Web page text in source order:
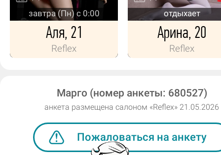
завтра (Пн) с 0:00
Аля, 21
Reflex
отдыхает
Арина, 20
Reflex
Марго (номер анкеты: 680527)
анкета размещена салоном «Reflex» 21.05.2026
Пожаловаться на анкету